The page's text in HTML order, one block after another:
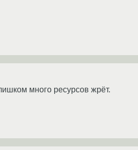
много ресурсов жрёт.